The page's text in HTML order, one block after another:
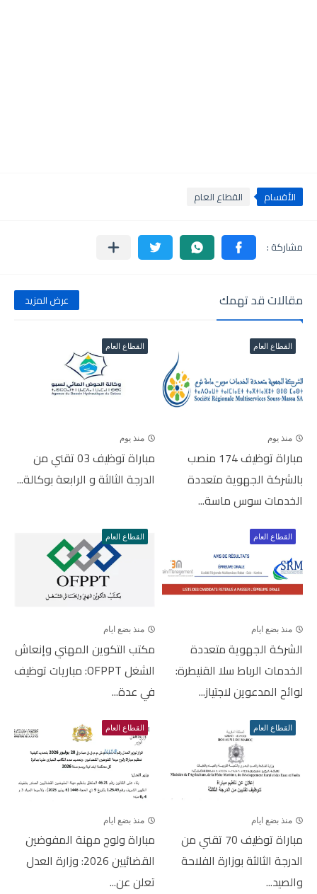
الأقسام القطاع العام
مقالات قد تهمك عرض المزيد
القطاع العام
منذ يوم
مباراة توظيف 174 منصب
بالشركة الجهوية متعددة
الخدمات سوس ماسة...
القطاع العام
منذ يوم
مباراة توظيف 03 تقني من
الدرجة الثالثة و الرابعة بوكالة...
القطاع العام
منذ بضع ايام
الشركة الجهوية متعددة
الخدمات الرباط سلا القنيطرة:
لوائح المدعوين لاجتياز...
القطاع العام
منذ بضع ايام
مكتب التكوين المهني وإنعاش
الشغل OFPPT: مباريات توظيف
في عدة...
القطاع العام
منذ بضع ايام
مباراة توظيف 70 تقني من
الدرجة الثالثة بوزارة الفلاحة
والصيد...
القطاع العام
منذ بضع ايام
مباراة ولوج مهنة المفوضين
القضائيين 2026: وزارة العدل
تعلن عن...